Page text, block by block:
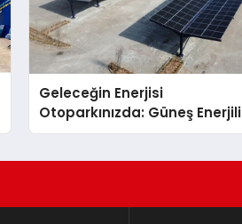
Geleceğin Enerjisi
Otoparkınızda: Güneş Enerjili
Carport (Solar Otopark)